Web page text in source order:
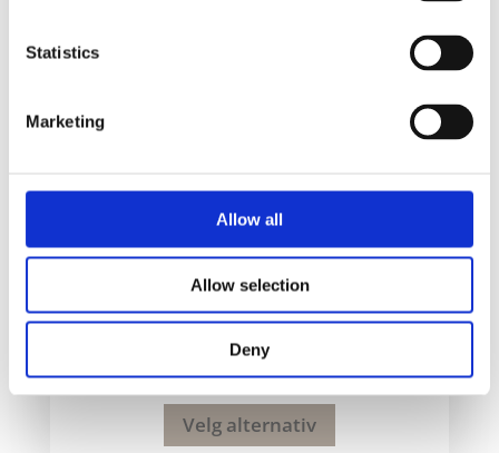
Statistics
Marketing
Allow all
Allow selection
Deny
Brite-Americano R sirklet Recycled 350 ml
kr
Velg alternativ